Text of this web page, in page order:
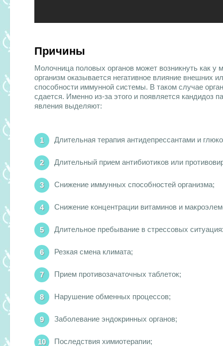
Причины
Молочница половых органов может возникнуть как
организм оказывается негативное влияние внешних
способности иммунной системы. В таком случае
сдается. Именно из-за этого и появляется кандидоз
явления выделяют:
Длительная терапия антидепрессантами и
Длительный прием антибиотиков или
Снижение иммунных способностей организма;
Снижение концентрации витаминов и
Длительное пребывание в стрессовых
Резкая смена климата;
Прием противозачаточных таблеток;
Нарушение обменных процессов;
Заболевание эндокринных органов;
Последствия химиотерапии;